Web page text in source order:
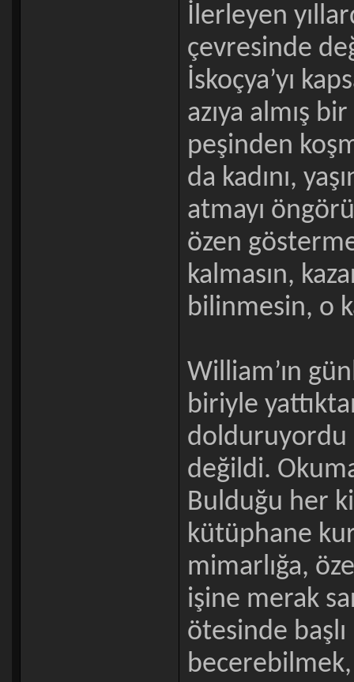
İlerleyen
çevresinde
İskoçya’yı
azıya almış
peşinden
da kadını,
atmayı
özen
kalmasın,
bilinmesin, o
William’ın
biriyle
dolduruyordu
değildi.
Bulduğu her
kütüphane
mimarlığa,
işine merak
ötesinde